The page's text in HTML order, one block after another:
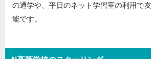
の通学や、平日のネット学習室の利用で
能です。